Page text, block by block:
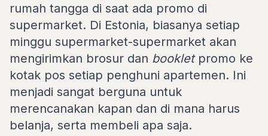
rumah tangga di saat ada promo di
supermarket. Di Estonia, biasanya setiap
minggu supermarket-supermarket akan
mengirimkan brosur dan bookletpromo ke
kotak pos setiap penghuni apartemen. Ini
menjadi sangat berguna untuk
merencanakan kapan dan di mana harus
belanja, serta membeli apa saja.